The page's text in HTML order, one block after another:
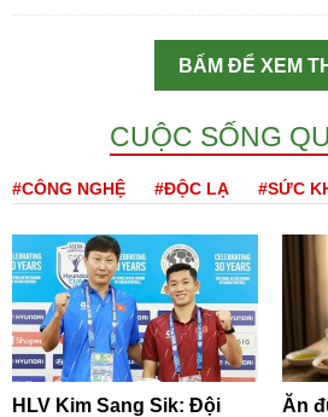
BẤM ĐỂ XEM
CUỘC SỐNG
#CÔNG NGHỆ #ĐỘC LẠ #SỨC
HLV Kim Sang Sik: Đội
Ăn